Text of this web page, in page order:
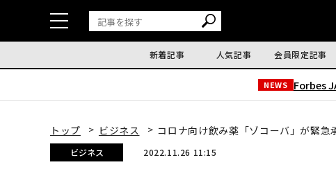
新着記事 人気記事 会員限定記事
NEWS Forbes
トップ ビジネス コロナ向け飲み薬「ゾコーバ」が緊
ビジネス 2022.11.26 11:15